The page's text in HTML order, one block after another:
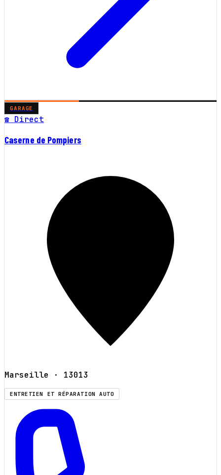
GARAGE
☎ Direct
Caserne de Pompiers
Marseille · 13013
ENTRETIEN ET RÉPARATION AUTO